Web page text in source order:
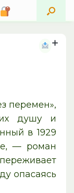
перемен»,
душу и
в 1929
— роман
опасаясь